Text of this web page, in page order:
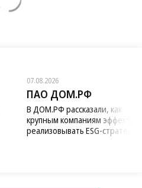
07.08.2026
ПАО ДОМ.РФ
В ДОМ.РФ рассказали, как
крупным компаниям
реализовывать ESG-стратегию